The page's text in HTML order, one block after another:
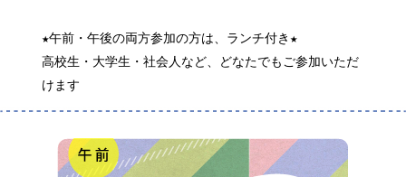
★午前・午後の両方参加の方は、ランチ付き★
高校生・大学生・社会人など、どなたでもご参加いただ
けます